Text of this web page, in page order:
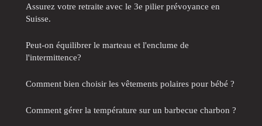
Assurez votre retraite avec le 3e pilier prévoyance en
Suisse.
Peut-on équilibrer le marteau et l'enclume de
l'intermittence?
Comment bien choisir les vêtements polaires pour bébé ?
Comment gérer la température sur un barbecue charbon ?